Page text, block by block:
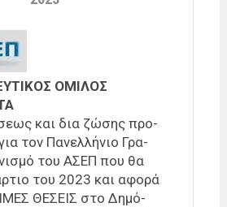
Ο­ΜΙ­ΛΟ­Σ
και δια ζώ­σης προ­
τον Πανελ­λή­νιο Γρα­
του Α­ΣΕ­Π που θα
του 2023 και αφο­ρά
ΘΕ­ΣΕΙ­Σ στο Δημό­